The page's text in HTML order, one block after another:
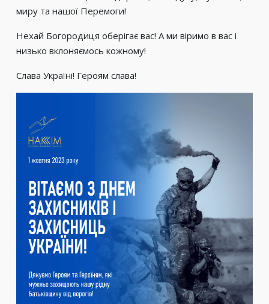
миру та нашої Перемоги!
Нехай Богородиця оберігає вас! А ми віримо в вас і
низько вклоняємось кожному!
Слава Україні! Героям слава!